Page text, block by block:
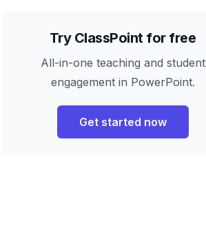
Try ClassPoint for free
All-in-one teaching and student
engagement in PowerPoint.
Get started now